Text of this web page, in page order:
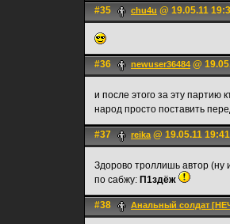
#35 chu4u @ 19.05.11
#36 newuser36484 @
и после этого за эту партию
народ просто поставить
#37 reika@ 19.05.11 19:41
Здорово троллишь автор (ну
по сабжу: П1здёж
#38 Анальный солдат